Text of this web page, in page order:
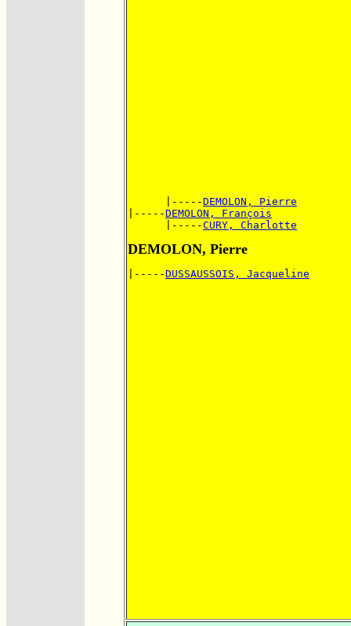
      |-----
DEMOLON, Pierre
|-----DEMOLON, François
      |-----
CURY, Charlotte
DEMOLON, Pierre
|-----DUSSAUSSOIS, Jacqueline